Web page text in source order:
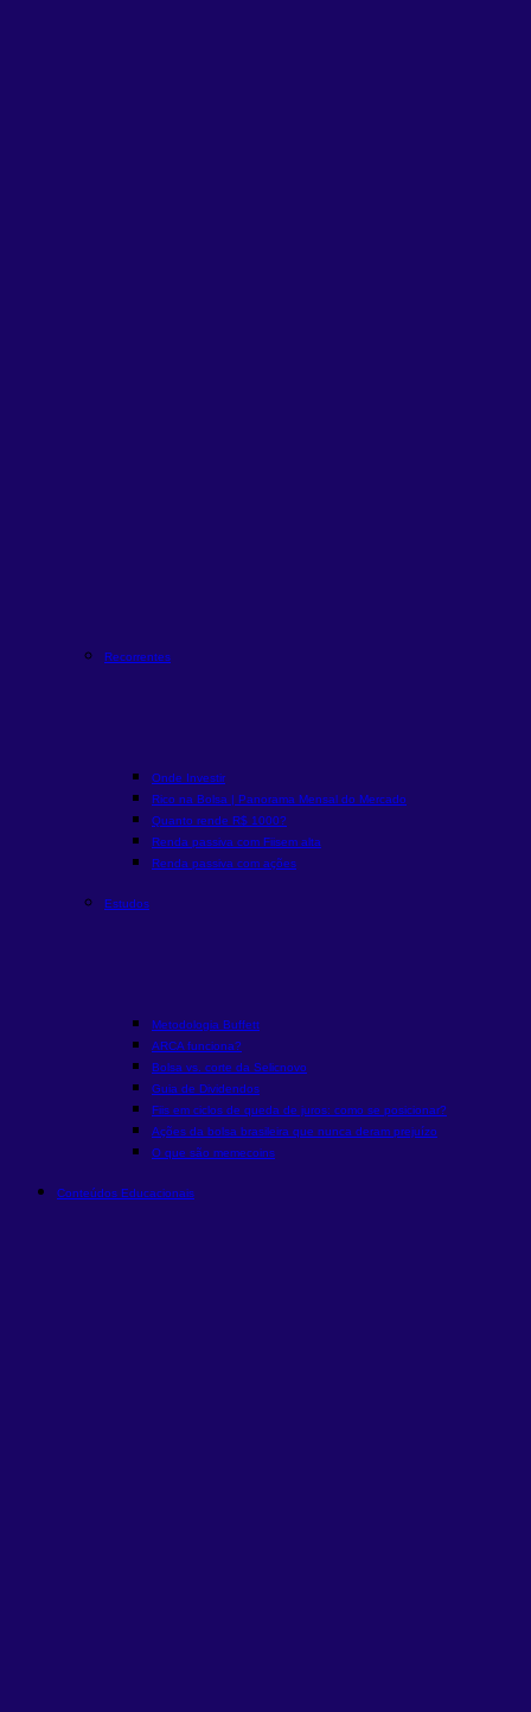
Recorrentes
Onde Investir
Rico na Bolsa | Panorama Mensal do Mercado
Quanto rende R$ 1000?
Renda passiva com Fiisem alta
Renda passiva com ações
Estudos
Metodologia Buffett
ARCA funciona?
Bolsa vs. corte da Selicnovo
Guia de Dividendos
Fiis em ciclos de queda de juros: como se posicionar?
Ações da bolsa brasileira que nunca deram prejuízo
O que são memecoins
Conteúdos Educacionais